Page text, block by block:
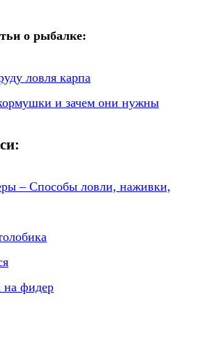
о рыбалке:
ловля карпа
и зачем они нужны
– Способы ловли, наживки,
на фидер